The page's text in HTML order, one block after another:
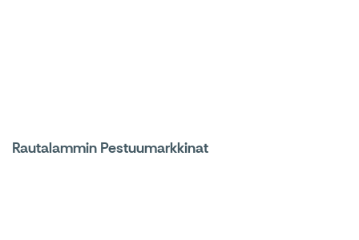
Rautalammin Pestuumarkkinat